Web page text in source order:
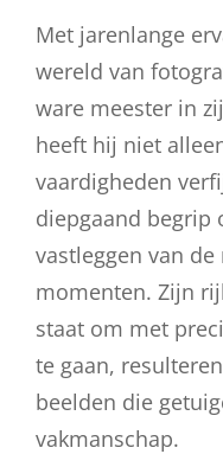
Met jarenlange
wereld van
ware meester in
heeft hij niet
vaardigheden
diepgaand begrip
vastleggen van
momenten. Zijn
staat om met
te gaan,
beelden die
vakmanschap.